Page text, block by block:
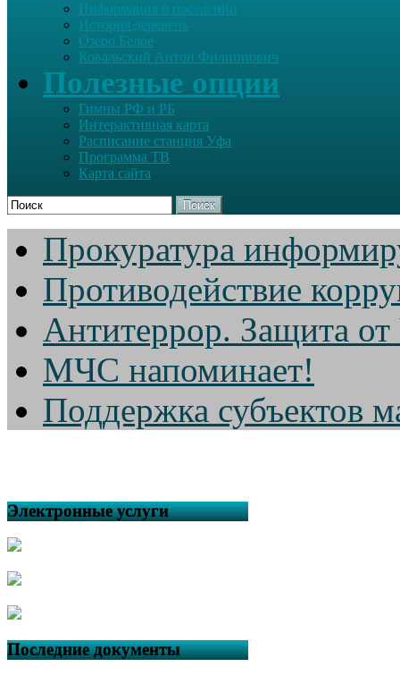
Информация о поселении
История деревень
Озеро Белое
Ковальский Антон Филиппович
Полезные опции
Гимны РФ и РБ
Интерактивная карта
Расписание станция Уфа
Программа ТВ
Карта сайта
Поиск
Прокуратура
Противодействие
Антитеррор. Защита
МЧС напоминает!
Поддержка субъектов
Электронные услуги
Последние документы